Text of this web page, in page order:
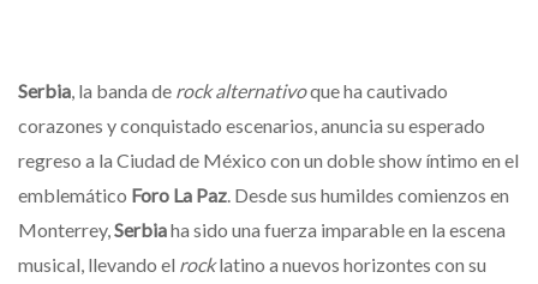
Serbia , la banda de rock alternativoque ha cautivado
corazones y conquistado escenarios, anuncia su esperado
regreso a la Ciudad de México con un doble show íntimo en el
emblemático Foro La Paz . Desde sus humildes comienzos en
Monterrey, Serbiaha sido una fuerza imparable en la escena
musical, llevando el rocklatino a nuevos horizontes con su